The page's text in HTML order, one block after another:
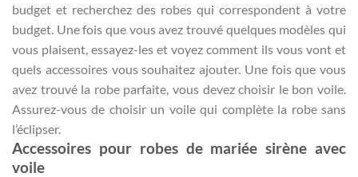
budget et recherchez des robes qui correspondent à votre
budget. Une fois que vous avez trouvé quelques modèles qui
vous plaisent, essayez-les et voyez comment ils vous vont et
quels accessoires vous souhaitez ajouter. Une fois que vous
avez trouvé la robe parfaite, vous devez choisir le bon voile.
Assurez-vous de choisir un voile qui complète la robe sans
l’éclipser.
Accessoires pour robes de mariée sirène avec
voile